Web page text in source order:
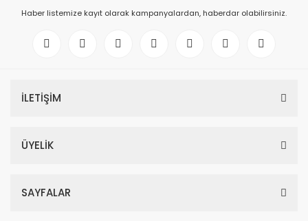
Haber listemize kayıt olarak kampanyalardan, haberdar olabilirsiniz.
İLETİŞİM
ÜYELİK
SAYFALAR